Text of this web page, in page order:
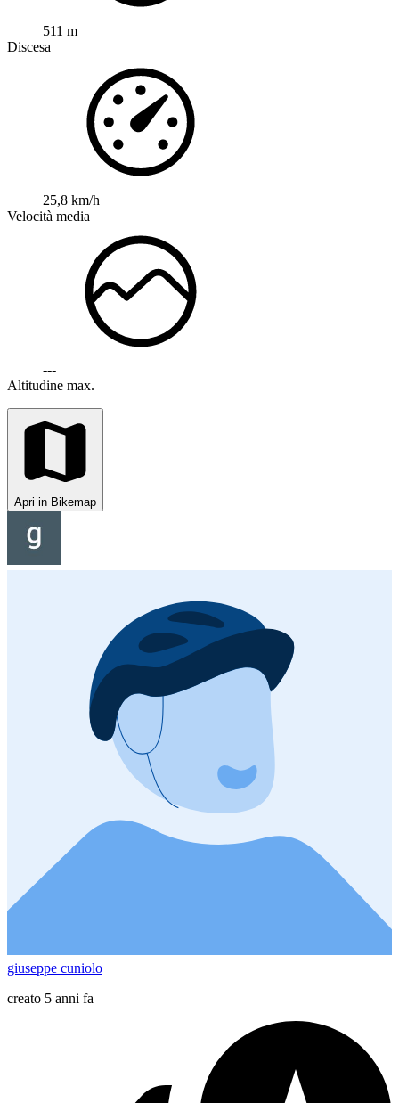
511 m
Discesa
25,8 km/h
Velocità media
---
Altitudine max.
Apri in Bikemap
giuseppe cuniolo
creato 5 anni fa